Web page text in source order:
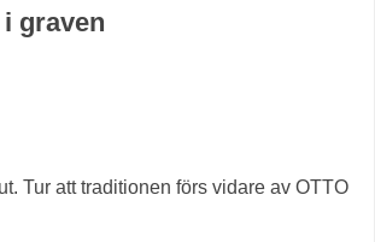
graven
Tur att traditionen förs vidare av OTTO